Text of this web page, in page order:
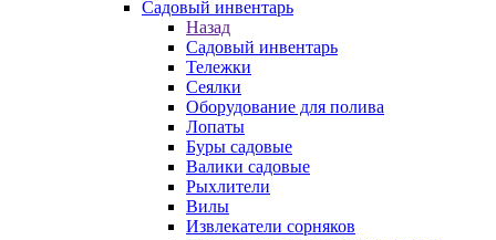
Садовый инвентарь
Назад
Садовый инвентарь
Тележки
Сеялки
Оборудование для полива
Лопаты
Буры садовые
Валики садовые
Рыхлители
Вилы
Извлекатели сорняков